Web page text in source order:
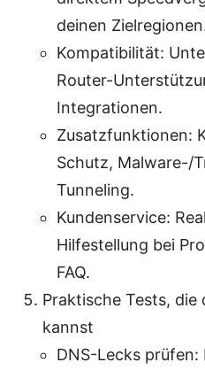
deinen
Kompatibilität:
Router-
Integrationen.
Zusatzfunktionen:
Schutz, Malware-/
Tunneling.
Kundenservice:
Hilfestellung bei
FAQ.
Praktische Tests,
kannst
DNS-Lecks prüfen: